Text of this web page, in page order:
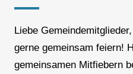
Liebe
gerne gemeinsam feiern!
gemeinsamen Mitfiebern